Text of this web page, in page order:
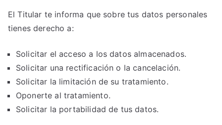
El Titular te informa que sobre tus datos personales
tienes derecho a:
Solicitar el acceso a los datos almacenados.
Solicitar una rectificación o la cancelación.
Solicitar la limitación de su tratamiento.
Oponerte al tratamiento.
Solicitar la portabilidad de tus datos.